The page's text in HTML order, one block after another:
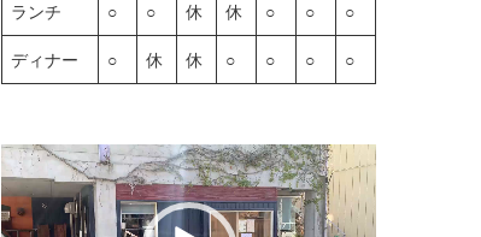
ランチ ○ ○ 休 休 ○ ○ ○
ディナー ○ 休 休 ○ ○ ○ ○
動
画
プ